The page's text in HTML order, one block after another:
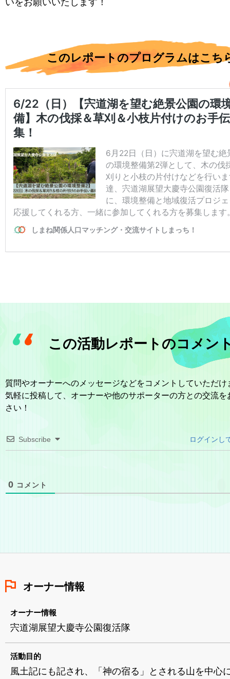
このレポートのプログラムはこち
この活動レポートのコメン
質問やオーナーへのメッセージなどをコメントしていただけ
気軽に投稿して、オーナーや他のサポーターの方との交流を
さい！
Subscribe ログインし
0 コメント
オーナー情報
オーナー情報
宍道湖展望大慶寺公園復活隊
活動目的
風土記にも記され、「神の宿る」とされる山を中心